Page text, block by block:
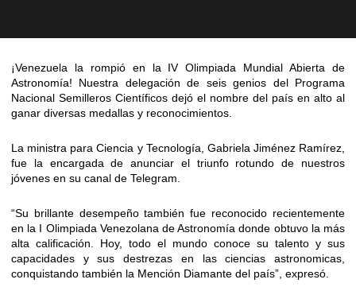
¡Venezuela la rompió en la IV Olimpiada Mundial Abierta de
Astronomía! Nuestra delegación de seis genios del Programa
Nacional Semilleros Científicos dejó el nombre del país en alto al
ganar diversas medallas y reconocimientos.
La ministra para Ciencia y Tecnología, Gabriela Jiménez Ramírez,
fue la encargada de anunciar el triunfo rotundo de nuestros
jóvenes en su canal de Telegram.
“Su brillante desempeño también fue reconocido recientemente
en la I Olimpiada Venezolana de Astronomía donde obtuvo la más
alta calificación. Hoy, todo el mundo conoce su talento y sus
capacidades y sus destrezas en las ciencias astronomicas,
conquistando también la Mención Diamante del país”, expresó.